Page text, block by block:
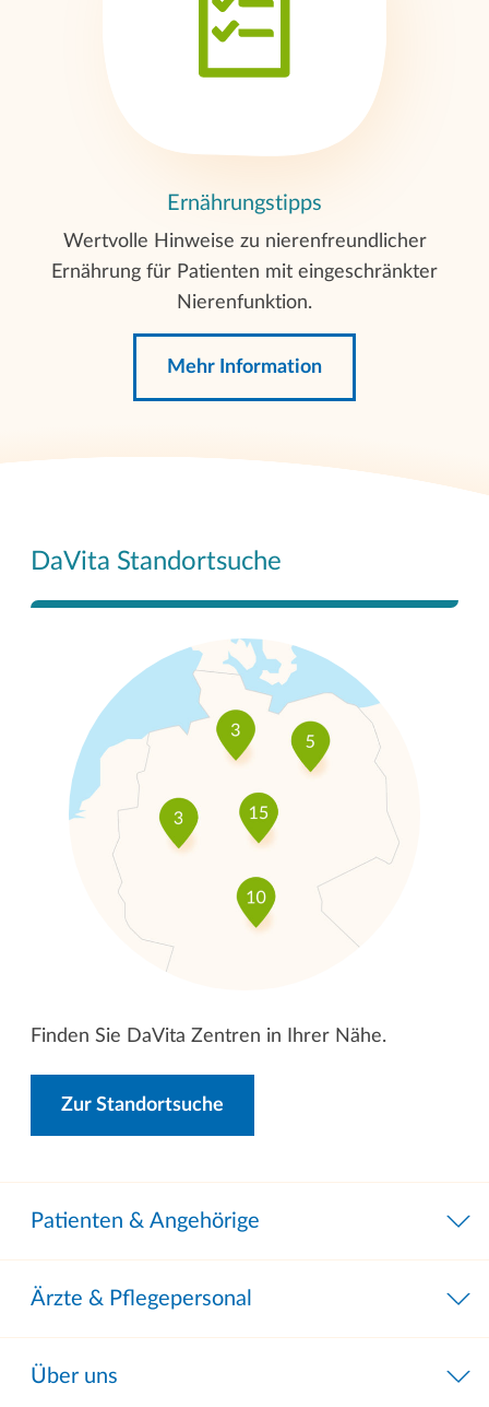
Ernährungstipps
Wertvolle Hinweise zu nierenfreundlicher
Ernährung für Patienten mit eingeschränkter
Nierenfunktion.
Mehr Information
DaVita Standortsuche
Finden Sie DaVita Zentren in Ihrer Nähe.
Zur Standortsuche
Patienten & Angehörige
Ärzte & Pflegepersonal
Über uns